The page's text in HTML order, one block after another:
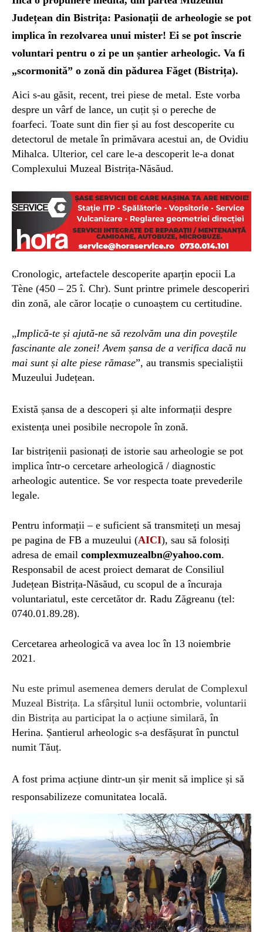
Județean din Bistrița: Pasionații de arheologie se pot
implica în rezolvarea unui mister! Ei se pot înscrie
voluntari pentru o zi pe un șantier arheologic. Va fi
„scormonită” o zonă din pădurea Făget (Bistrița).
Aici s-au găsit, recent, trei piese de metal. Este vorba
despre un vârf de lance, un cuțit și o pereche de
foarfeci. Toate sunt din fier și au fost descoperite cu
detectorul de metale în primăvara acestui an, de Ovidiu
Mihalca. Ulterior, cel care le-a descoperit le-a donat
Complexului Muzeal Bistrița-Năsăud.
Cronologic, artefactele descoperite aparțin epocii La
Tène (450 – 25 î. Chr). Sunt printre primele descoperiri
din zonă, ale căror locație o cunoaștem cu certitudine.
„Implică-te și ajută-ne să rezolvăm una din poveștile
fascinante ale zonei! Avem șansa de a verifica dacă nu
mai sunt și alte piese rămase”, au transmis specialiștii
Muzeului Județean.
Există șansa de a descoperi și alte informații despre
existența unei posibile necropole în zonă.
Iar bistrițenii pasionați de istorie sau arheologie se pot
implica într-o cercetare arheologică / diagnostic
arheologic autentice. Se vor respecta toate prevederile
legale.
Pentru informații – e suficient să transmiteți un mesaj
pe pagina de FB a muzeului (AICI), sau să folosiți
adresa de email complexmuzealbn@yahoo.com.
Responsabil de acest proiect demarat de Consiliul
Județean Bistrița-Năsăud, cu scopul de a încuraja
voluntariatul, este cercetător dr. Radu Zăgreanu (tel:
0740.01.89.28).
Cercetarea arheologică va avea loc în 13 noiembrie
2021.
Nu este primul asemenea demers derulat de Complexul
Muzeal Bistrița. La sfârșitul lunii octombrie, voluntarii
din Bistrița au participat la o acțiune similară,în
Herina. Șantierul arheologic s-a desfășurat în punctul
numit Tăuț.
A fost prima acțiune dintr-un șir menit să implice și să
responsabilizeze comunitatea locală.